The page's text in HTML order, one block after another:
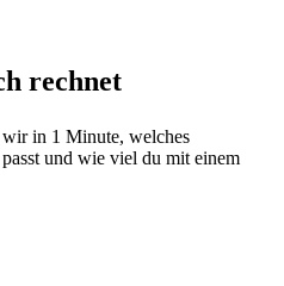
rechnet
in 1 Minute, welches
und wie viel du mit einem